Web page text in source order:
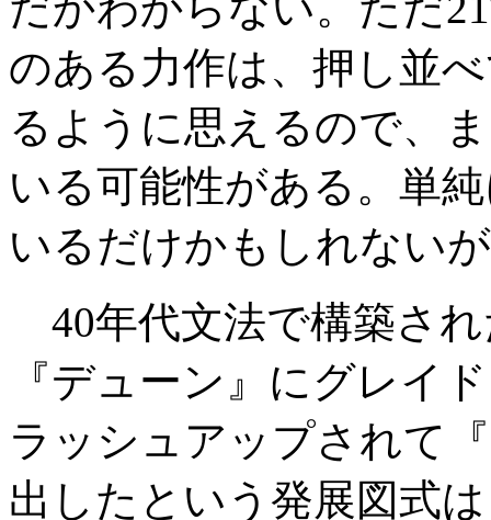
のある力作は、押し並
るように思えるので、
いる可能性がある。単
いるだけかもしれない
40年代文法で構築さ
『デューン』にグレイ
ラッシュアップされて
出したという発展図式